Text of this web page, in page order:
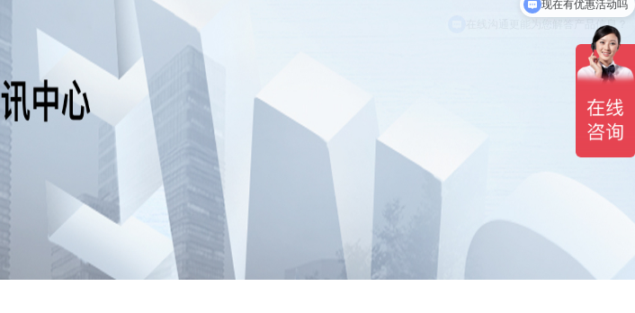
在线沟通更能为您解答产品信息？